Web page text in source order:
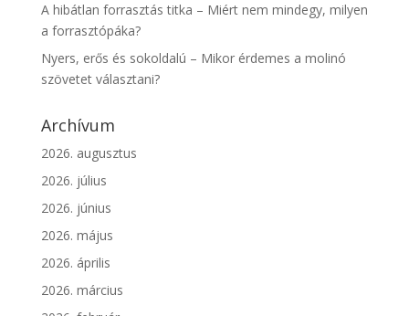
A hibátlan forrasztás titka – Miért nem mindegy, milyen
a forrasztópáka?
Nyers, erős és sokoldalú – Mikor érdemes a molinó
szövetet választani?
Archívum
2026. augusztus
2026. július
2026. június
2026. május
2026. április
2026. március